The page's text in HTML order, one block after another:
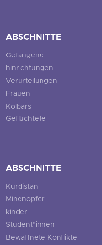
ABSCHNITTE
Gefangene
hinrichtungen
Verurteilungen
Frauen
Kolbars
Geflüchtete
ABSCHNITTE
Kurdistan
Minenopfer
kinder
Student*innen
Bewaffnete Konflikte